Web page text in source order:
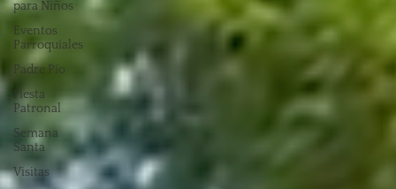
para Niños
Eventos
Parroquiales
Padre Pío
Fiesta
Patronal
Semana
Santa
Visitas